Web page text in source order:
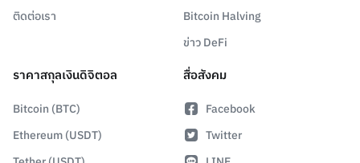
ติดต่อเรา
Bitcoin Halving
ข่าว DeFi
ราคาสกุลเงินดิจิตอล
Bitcoin (BTC)
Ethereum (USDT)
สื่อสังคม
Facebook
Twitter